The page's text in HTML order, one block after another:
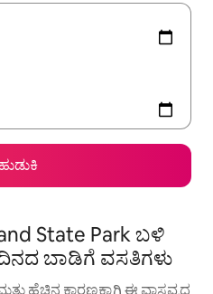
ಹುಡುಕಿ
State Park ಬಳಿ
ಬಾಡಿಗೆ ವಸತಿಗಳು
ಮತ್ತು ಹೆಚ್ಚಿನ ಕಾರಣಕ್ಕಾಗಿ ಈ ವಾಸ್ತವ್ಯದ